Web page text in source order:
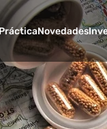
Novedades